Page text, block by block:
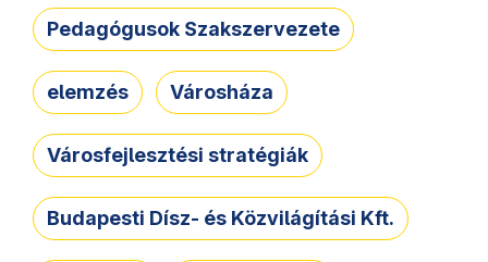
Pedagógusok Szakszervezete
elemzés Városháza
Városfejlesztési stratégiák
Budapesti Dísz- és Közvilágítási Kft.